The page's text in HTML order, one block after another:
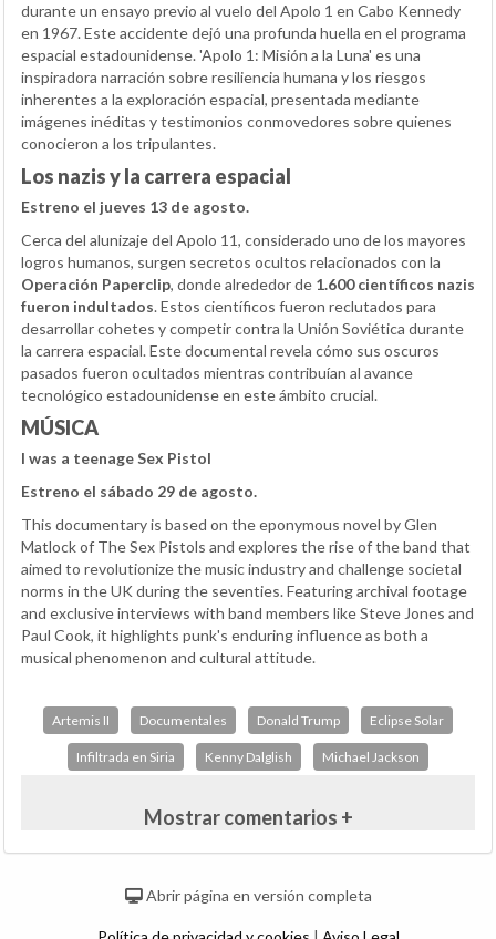
durante un ensayo previo al vuelo del Apolo 1 en Cabo Kennedy
en 1967. Este accidente dejó una profunda huella en el programa
espacial estadounidense. 'Apolo 1: Misión a la Luna' es una
inspiradora narración sobre resiliencia humana y los riesgos
inherentes a la exploración espacial, presentada mediante
imágenes inéditas y testimonios conmovedores sobre quienes
conocieron a los tripulantes.
Los nazis y la carrera espacial
Estreno el jueves 13 de agosto.
Cerca del alunizaje del Apolo 11, considerado uno de los mayores
logros humanos, surgen secretos ocultos relacionados con la
Operación Paperclip, donde alrededor de 1.600 científicos nazis
fueron indultados. Estos científicos fueron reclutados para
desarrollar cohetes y competir contra la Unión Soviética durante
la carrera espacial. Este documental revela cómo sus oscuros
pasados fueron ocultados mientras contribuían al avance
tecnológico estadounidense en este ámbito crucial.
MÚSICA
I was a teenage Sex Pistol
Estreno el sábado 29 de agosto.
This documentary is based on the eponymous novel by Glen
Matlock of The Sex Pistols and explores the rise of the band that
aimed to revolutionize the music industry and challenge societal
norms in the UK during the seventies. Featuring archival footage
and exclusive interviews with band members like Steve Jones and
Paul Cook, it highlights punk's enduring influence as both a
musical phenomenon and cultural attitude.
Artemis II Documentales Donald Trump Eclipse Solar
Infiltrada en Siria Kenny Dalglish Michael Jackson
Mostrar comentarios +
Abrir página en versión completa